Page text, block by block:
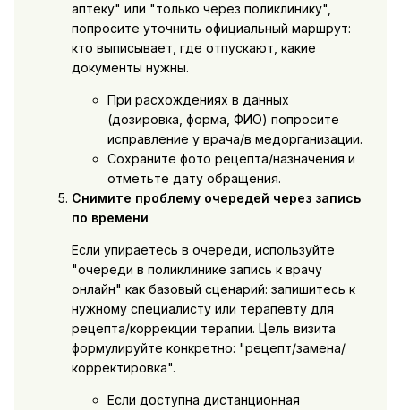
аптеку" или "только через поликлинику",
попросите уточнить официальный маршрут:
кто выписывает, где отпускают, какие
документы нужны.
При расхождениях в данных
(дозировка, форма, ФИО) попросите
исправление у врача/в медорганизации.
Сохраните фото рецепта/назначения и
отметьте дату обращения.
Снимите проблему очередей через запись
по времени
Если упираетесь в очереди, используйте
"очереди в поликлинике запись к врачу
онлайн" как базовый сценарий: запишитесь к
нужному специалисту или терапевту для
рецепта/коррекции терапии. Цель визита
формулируйте конкретно: "рецепт/замена/
корректировка".
Если доступна дистанционная